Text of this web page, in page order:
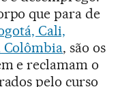
que para de
Cali,
Colômbia, são os
e reclamam o
pelo curso